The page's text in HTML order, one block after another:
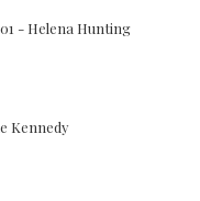
- Helena Hunting
Kennedy